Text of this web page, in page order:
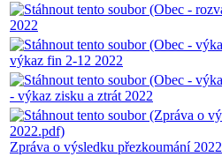
2022
výkaz fin 2-12 2022
- výkaz zisku a ztrát 2022
Zpráva o výsledku přezkoumání 2022